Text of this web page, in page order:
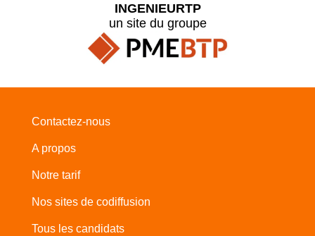
INGENIEURTP
un site du groupe
Contactez-nous
A propos
Notre tarif
Nos sites de codiffusion
Tous les candidats